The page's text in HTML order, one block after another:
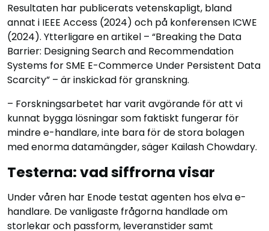
Resultaten har publicerats vetenskapligt, bland
annat i IEEE Access (2024) och på konferensen ICWE
(2024). Ytterligare en artikel – “Breaking the Data
Barrier: Designing Search and Recommendation
Systems for SME E-Commerce Under Persistent Data
Scarcity” – är inskickad för granskning.
– Forskningsarbetet har varit avgörande för att vi
kunnat bygga lösningar som faktiskt fungerar för
mindre e-handlare, inte bara för de stora bolagen
med enorma datamängder, säger Kailash Chowdary.
Testerna: vad siffrorna visar
Under våren har Enode testat agenten hos elva e-
handlare. De vanligaste frågorna handlade om
storlekar och passform, leveranstider samt